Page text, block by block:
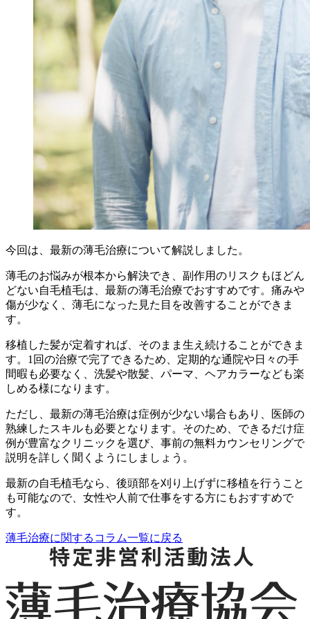
今回は、最新の薄毛治療について解説しました。
薄毛のお悩みが根本から解決でき、副作用のリスクもほどん
どない自毛植毛は、最新の薄毛治療でおすすめです。痛みや
傷が少なく、薄毛になった見た目を改善することができま
す。
移植した髪が定着すれば、そのまま生え続けることができま
す。1回の治療で完了できるため、定期的な通院や日々の手
間暇も必要なく、洗髪や散髪、パーマ、ヘアカラーなども楽
しめる様になります。
ただし、最新の薄毛治療は症例が少ない場合もあり、医師の
熟練したスキルも必要となります。そのため、できるだけ症
例が豊富なクリニックを選び、事前の無料カウンセリングで
説明を詳しく聞くようにしましょう。
最新の自毛植毛なら、後頭部を刈り上げずに移植を行うこと
も可能なので、女性や人前で仕事をする方にもおすすめで
す。
薄毛治療に関するコラム一覧に戻る